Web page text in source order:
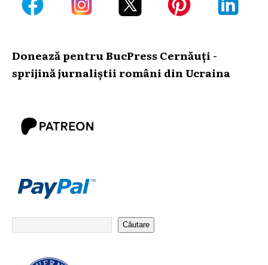
Donează pentru BucPress Cernăuți -
sprijină jurnaliștii români din Ucraina
Căutare